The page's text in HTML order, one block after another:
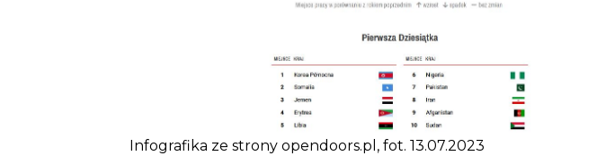
Infografika ze strony opendoors.pl, fot. 13.07.2023